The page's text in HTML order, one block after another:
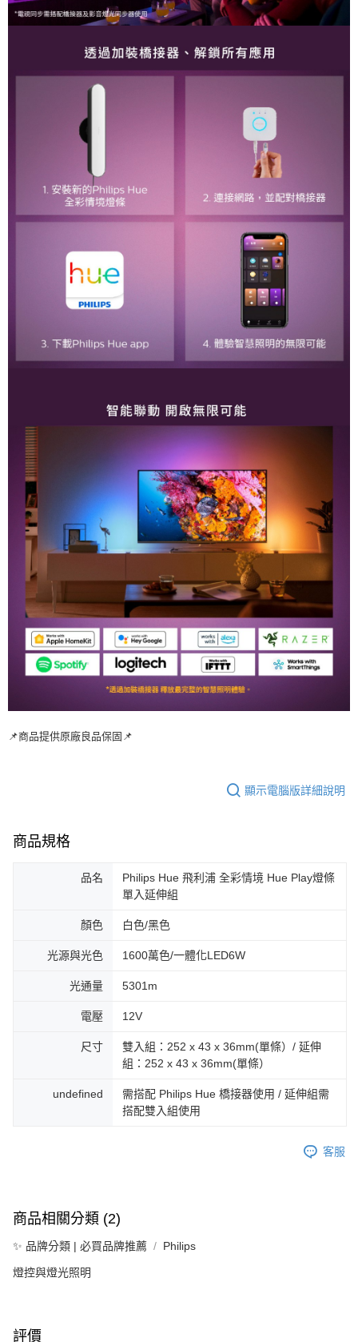
📌商品提供原廠良品保固📌
顯示電腦版詳細說明
商品規格
品名
Philips Hue 飛利浦 全彩情境 Hue Play燈條
單入延伸組
顏色 白色/黑色
光源與光色 1600萬色/一體化LED6W
光通量 5301m
電壓 12V
尺寸
雙入組：252 x 43 x 36mm(單條）/ 延伸
組：252 x 43 x 36mm(單條）
undefined
需搭配 Philips Hue 橋接器使用 / 延伸組需
搭配雙入組使用
客服
商品相關分類 (2)
✨ 品牌分類 | 必買品牌推薦 Philips
燈控與燈光照明
評價